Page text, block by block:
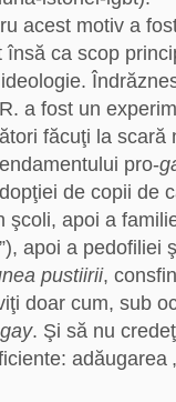
acest motiv a
însă ca scop
a fost un
făcuţi la
pro-
de copii de
şcoli, apoi a
apoi a
pustiirii,
doar cum, sub
gay. Şi să nu
adăugarea